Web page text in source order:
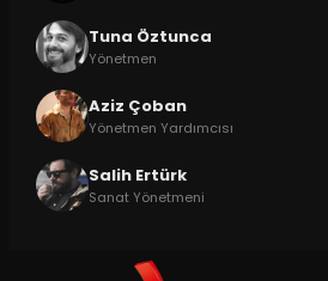
Tuna Öztunca
Yönetmen
Aziz Çoban
Yönetmen Yardımcısı
Salih Ertürk
Sanat Yönetmeni